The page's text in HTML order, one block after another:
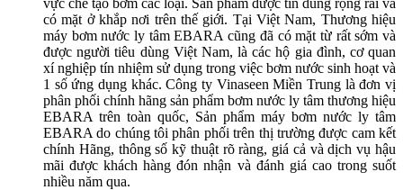
có mặt ở khắp nơi trên thế giới. Tại Việt Nam, Thương hiệu
máy bơm nước ly tâm EBARA cũng đã có mặt từ rất sớm và
được người tiêu dùng Việt Nam, là các hộ gia đình, cơ quan
xí nghiệp tín nhiệm sử dụng trong việc bơm nước sinh hoạt và
1 số ứng dụng khác. Công ty Vinaseen Miền Trung là đơn vị
phân phối chính hãng sản phẩm bơm nước ly tâm thương hiệu
EBARA trên toàn quốc, Sản phẩm máy bơm nước ly tâm
EBARA do chúng tôi phân phối trên thị trường được cam kết
chính Hãng, thông số kỹ thuật rõ ràng, giá cả và dịch vụ hậu
mãi được khách hàng đón nhận và đánh giá cao trong suốt
nhiều năm qua.